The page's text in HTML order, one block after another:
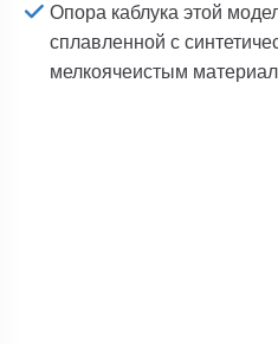
Опора каблука этой
сплавленной с
мелкоячеистым